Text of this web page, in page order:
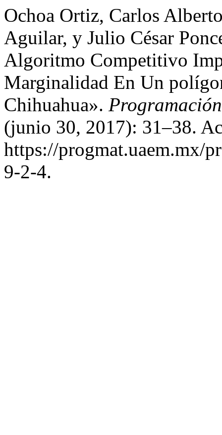
Ochoa Ortiz, Carlos
Aguilar, y Julio César
Algoritmo Competitivo
Marginalidad En Un
Chihuahua».
(junio 30, 2017): 31–38.
https://progmat.uaem.mx/
9-2-4.